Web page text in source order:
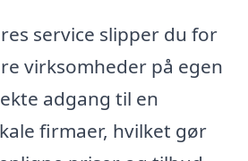
service slipper du for
virksomheder på egen
adgang til en
firmaer, hvilket gør